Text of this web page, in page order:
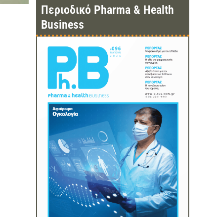
Περιοδικό Pharma & Health
Business